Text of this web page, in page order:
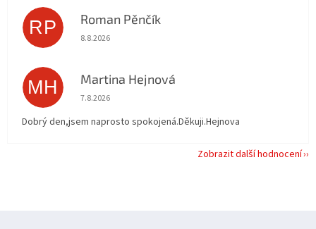
RP Roman Pěnčík
Hodnocení obchodu je 5 z 5 hvězdiček.
8.8.2026
MH Martina Hejnová
Hodnocení obchodu je 5 z 5 hvězdiček.
7.8.2026
Dobrý den,jsem naprosto spokojená.Děkuji.Hejnova
Zobrazit další hodnocení